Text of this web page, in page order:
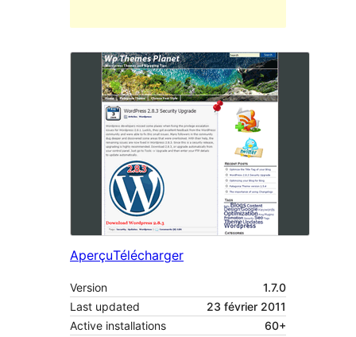
AperçuTélécharger
Version
1.7.0
Last updated
23 février 2011
Active installations
60+